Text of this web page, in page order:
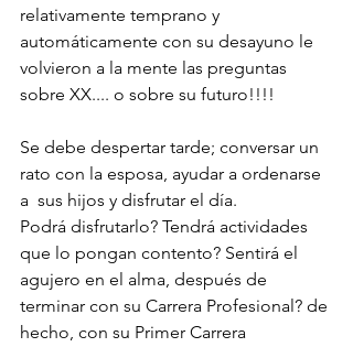
relativamente temprano y
automáticamente con su desayuno le
volvieron a la mente las preguntas
sobre XX.... o sobre su futuro!!!!
Se debe despertar tarde; conversar un
rato con la esposa, ayudar a ordenarse
a  sus hijos y disfrutar el día.
Podrá disfrutarlo? Tendrá actividades
que lo pongan contento? Sentirá el
agujero en el alma, después de
terminar con su Carrera Profesional? de
hecho, con su Primer Carrera